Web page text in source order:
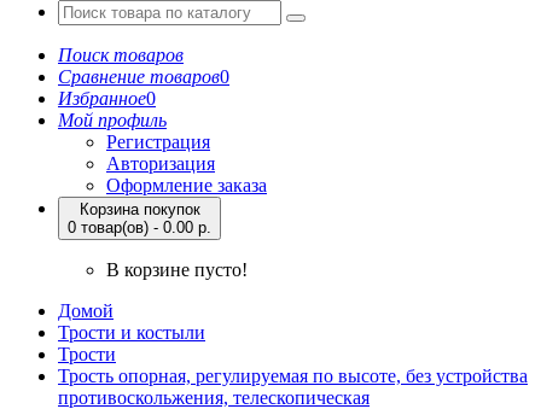
Поиск товаров
Сравнение товаров0
Избранное0
Мой профиль
Регистрация
Авторизация
Оформление заказа
Корзина покупок
0 товар(ов) - 0.00 р.
В корзине пусто!
Домой
Трости и костыли
Трости
Трость опорная, регулируемая по высоте, без устройства
противоскольжения, телескопическая